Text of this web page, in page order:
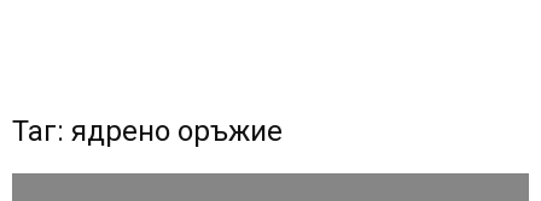
Таг: ядрено оръжие